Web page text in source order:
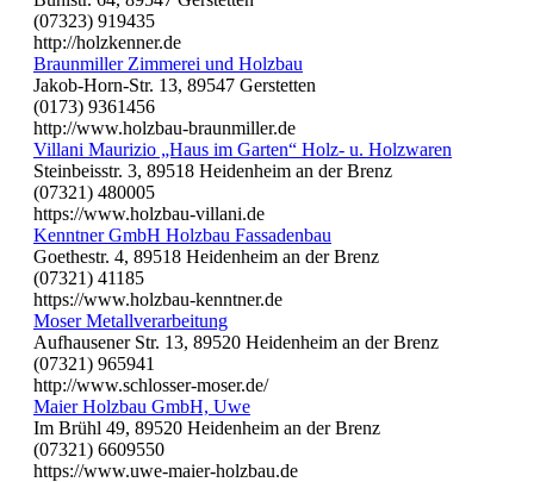
(07323) 919435
http://holzkenner.de
Braunmiller Zimmerei und Holzbau
Jakob-Horn-Str. 13, 89547 Gerstetten
(0173) 9361456
http://www.holzbau-braunmiller.de
Villani Maurizio „Haus im Garten“ Holz- u. Holzwaren
Steinbeisstr. 3, 89518 Heidenheim an der Brenz
(07321) 480005
https://www.holzbau-villani.de
Kenntner GmbH Holzbau Fassadenbau
Goethestr. 4, 89518 Heidenheim an der Brenz
(07321) 41185
https://www.holzbau-kenntner.de
Moser Metallverarbeitung
Aufhausener Str. 13, 89520 Heidenheim an der Brenz
(07321) 965941
http://www.schlosser-moser.de/
Maier Holzbau GmbH, Uwe
Im Brühl 49, 89520 Heidenheim an der Brenz
(07321) 6609550
https://www.uwe-maier-holzbau.de